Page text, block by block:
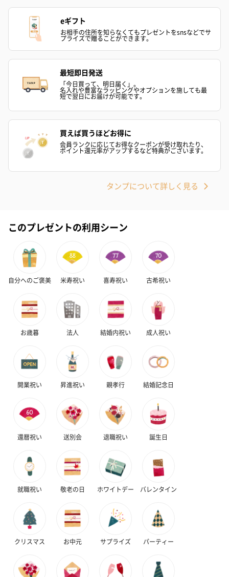
eギフト
お相手の住所を知らなくてもプレゼントをsnsなどでサ
プライズで贈ることができます。
最短即日発送
「今日買って、明日届く」。
名入れや豊富なラッピングやオプションを施しても最
短で翌日にお届けが可能です。
買えば買うほどお得に
会員ランクに応じてお得なクーポンが受け取れたり、
ポイント還元率がアップするなど特典がございます。
タンプについて詳しく見る
このプレゼントの利用シーン
自分へのご褒美 米寿祝い 喜寿祝い 古希祝い
お歳暮 法人 結婚内祝い 成人祝い
開業祝い 昇進祝い 親孝行 結婚記念日
還暦祝い 送別会 退職祝い 誕生日
就職祝い 敬老の日 ホワイトデー バレンタイン
クリスマス お中元 サプライズ パーティー